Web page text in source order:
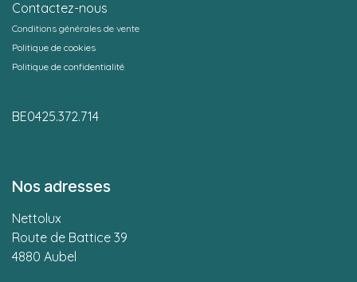
Contactez-nous
Conditions générales de vente
Politique de cookies
Politique de confidentialité
BE0425.372.714
Nos adresses
Nettolux
Route de Battice 39
4880 Aubel